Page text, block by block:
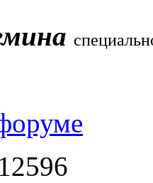
12596